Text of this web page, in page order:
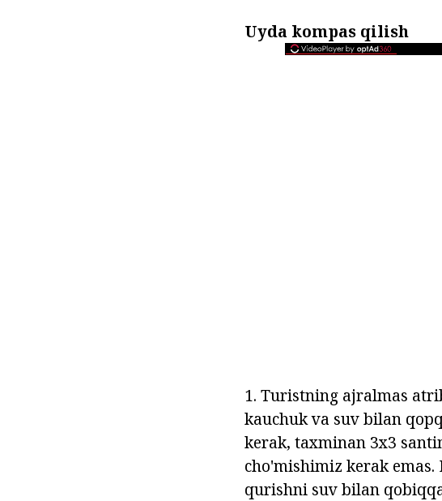
Uyda kompas qilish
1. Turistning ajralmas
kauchuk va suv bilan
kerak, taxminan 3x3
cho'mishimiz kerak
qurishni suv bilan